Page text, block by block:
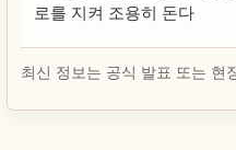
로를 지켜 조용히 돈다
최신 정보는 공식 발표 또는 현